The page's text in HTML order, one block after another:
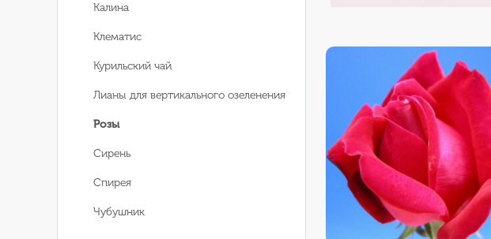
Калина
Клематис
Курильский чай
Лианы для вертикального озеленения
Розы
Сирень
Спирея
Чубушник